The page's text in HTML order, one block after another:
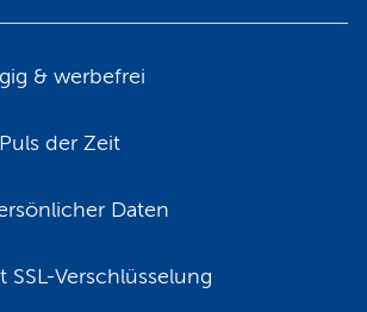
& werbefrei
der Zeit
Daten
SSL-Verschlüsselung